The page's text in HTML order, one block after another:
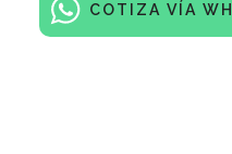
COTIZA VÍA